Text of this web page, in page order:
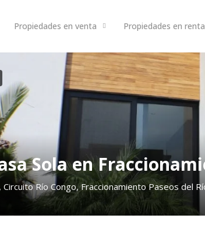
Propiedades en venta Propiedades en renta
Sola en
Circuito Río Congo, Fraccionamiento Paseos del